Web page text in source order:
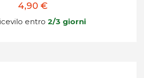
4,90 €
entro 2/3 giorni